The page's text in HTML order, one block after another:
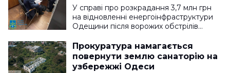
У справі про розкрадання 3,7 млн грн
на відновленні енергоінфраструктури
Одещини після ворожих обстрілів…
Прокуратура намагається
повернути землю санаторію на
узбережжі Одеси